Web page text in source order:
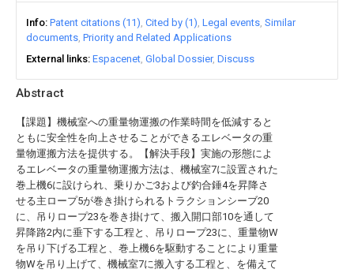
Abstract
【課題】機械室への重量物運搬の作業時間を低減すると
ともに安全性を向上させることができるエレベータの重
量物運搬方法を提供する。【解決手段】実施の形態によ
るエレベータの重量物運搬方法は、機械室7に設置された
巻上機6に設けられ、乗りかご3および釣合錘4を昇降さ
せる主ロープ5が巻き掛けられるトラクションシーブ20
に、吊りロープ23を巻き掛けて、搬入開口部10を通して
昇降路2内に垂下する工程と、吊りロープ23に、重量物W
を吊り下げる工程と、巻上機6を駆動することにより重量
物Wを吊り上げて、機械室7に搬入する工程と、を備えて
Info Patent citations (11) Cited by (1) Legal events Similar
documents Priority and Related Applications
External links Espacenet Global Dossier Discuss